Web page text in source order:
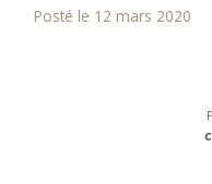
Posté le 12 mars 2020